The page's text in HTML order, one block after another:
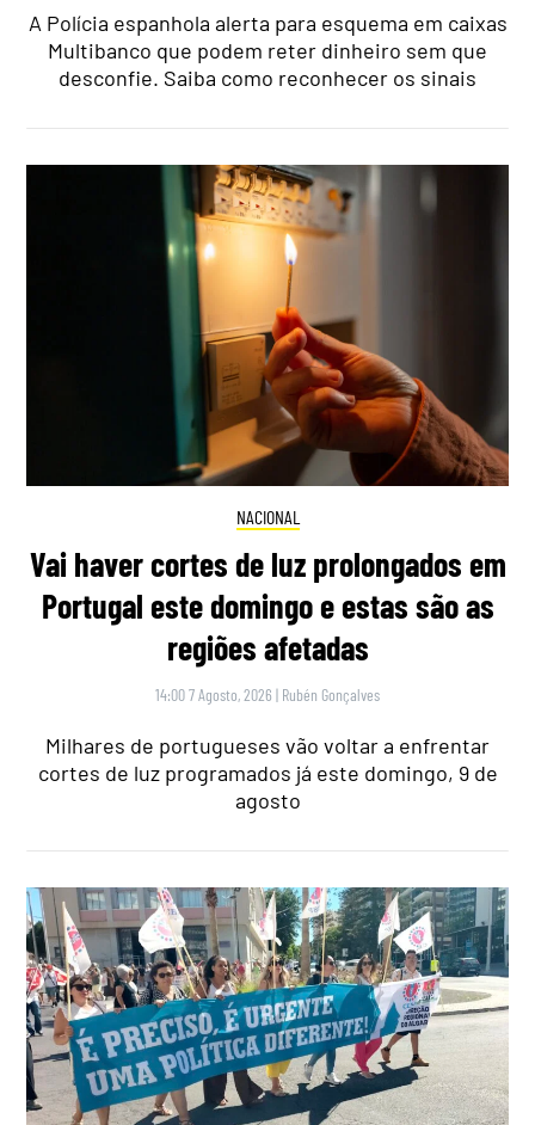
A Polícia espanhola alerta para esquema em caixas
Multibanco que podem reter dinheiro sem que
desconfie. Saiba como reconhecer os sinais
NACIONAL
Vai haver cortes de luz prolongados em
Portugal este domingo e estas são as
regiões afetadas
14:00 7 Agosto, 2026 | Rubén Gonçalves
Milhares de portugueses vão voltar a enfrentar
cortes de luz programados já este domingo, 9 de
agosto